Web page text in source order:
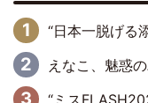
“日本一脱げる添乗員”、3
えなこ、魅惑のバックショットに思わ